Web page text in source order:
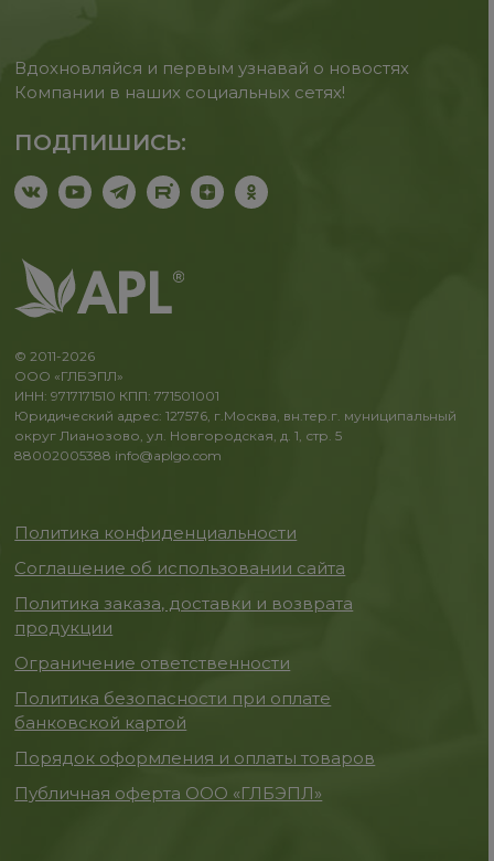
Вдохновляйся и первым узнавай о новостях
Компании в наших социальных сетях!
ПОДПИШИСЬ:
© 2011-2026
ООО «ГЛБЭПЛ»
ИНН: 9717171510 КПП: 771501001
Юридический адрес: 127576, г.Москва, вн.тер.г. муниципальный
округ Лианозово, ул. Новгородская, д. 1, стр. 5
88002005388 info@aplgo.com
Политика конфиденциальности
Соглашение об использовании сайта
Политика заказа, доставки и возврата
продукции
Ограничение ответственности
Политика безопасности при оплате
банковской картой
Порядок оформления и оплаты товаров
Публичная оферта ООО «ГЛБЭПЛ»